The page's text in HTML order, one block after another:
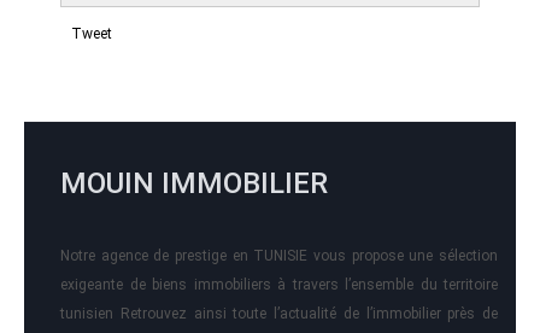
Tweet
MOUIN IMMOBILIER
Notre agence de prestige en TUNISIE vous propose une sélection
exigeante de biens immobiliers à travers l’ensemble du territoire
tunisien Retrouvez ainsi toute l’actualité de l’immobilier près de